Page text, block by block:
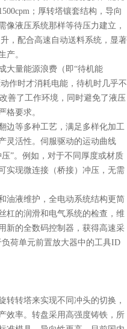
；厚转塔镶套结构，导向
像液压系统那样等待压力建立，
，配合高速自动送料系统，显著
产。
量能源浪费（即“待机能
作时才消耗电能，待机时几乎不
善了工作环境，同时避免了液压
格要求。
等多种工艺，满足多样化加工
灵活性。伺服驱动的运动曲线
”。例如，对于不同厚度或材质
实现微连接（桥接）冲压，无需
液维护，全电动系统结构更简
杠的润滑和电气系统的检查，维
新的全数码控制器，获得高速采
荷单元前置放大器中的工具ID
转塔来实现不同冲头的切换，
效率。转盘采用高强度铸铁，所